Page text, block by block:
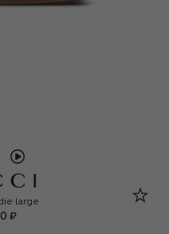
large
₽